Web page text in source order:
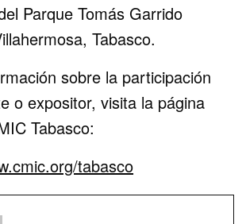
Parque Tomás Garrido
Tabasco.
sobre la participación
o expositor, visita la página
Tabasco:
tabasco